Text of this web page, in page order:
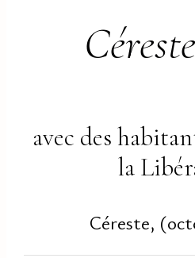
avec des
la
Céreste,